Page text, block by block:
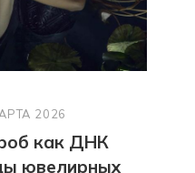
2026
как ДНК
ювелирных